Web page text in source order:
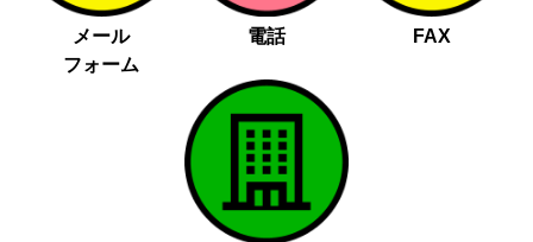
メール
フォーム
電話 FAX